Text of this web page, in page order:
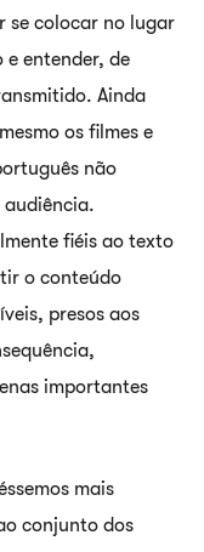
se colocar no lugar
e entender, de
Ainda
os filmes e
não
audiência.
fiéis ao texto
o conteúdo
presos aos
importantes
mais
conjunto dos